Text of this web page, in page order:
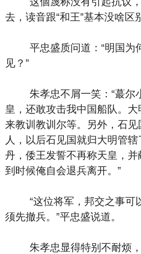
去，读音跟“和王”基本没啥区
平忠盛质问道：“明国为
见？”
朱孝忠不屑一笑：“蕞尔
皇，还敢攻击我中国船队。
来教训教训尔等。另外，石
人，以后石见国就归大明管
丹，倭王发誓不再称天皇，并
到时候俺自会退兵离开。”
“这位将军，邦交之事可
须先撤兵。”平忠盛说道。
朱孝忠显得特别不耐烦，